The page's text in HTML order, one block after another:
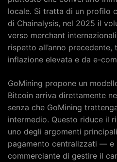
locale. Si tratta di un profilo
di Chainalysis, nel 2025 il
verso merchant
rispetto all’anno
inflazione elevata e da e-
GoMining propone un
Bitcoin arriva direttamente
senza che GoMining
intermedio. Questo riduce il
uno degli argomenti
pagamento centralizzati — e
commerciante di gestire il